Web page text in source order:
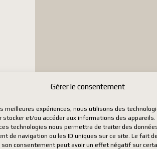
Gérer le consentement
meilleures expériences, nous utilisons des
stocker et/ou accéder aux informations des appareils.
technologies nous permettra de traiter des
de navigation ou les ID uniques sur ce site. Le fait
son consentement peut avoir un effet négatif sur